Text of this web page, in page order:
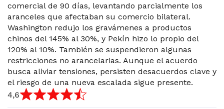
comercial de 90 días, levantando parcialmente los
aranceles que afectaban su comercio bilateral.
Washington redujo los gravámenes a productos
chinos del 145% al 30%, y Pekín hizo lo propio del
120% al 10%. También se suspendieron algunas
restricciones no arancelarias. Aunque el acuerdo
busca aliviar tensiones, persisten desacuerdos clave y
el riesgo de una nueva escalada sigue presente.
4,6